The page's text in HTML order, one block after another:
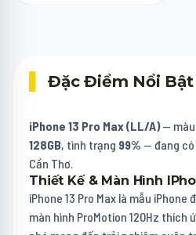
Đặc Điểm Nổi Bật
iPhone 13 Pro Max (LL/A)— màu
128GB, tình trạng 99% — đang có
Cần Thơ.
Thiết Kế & Màn Hình
iPhone 13 Pro Max là mẫu
màn hình ProMotion 120Hz